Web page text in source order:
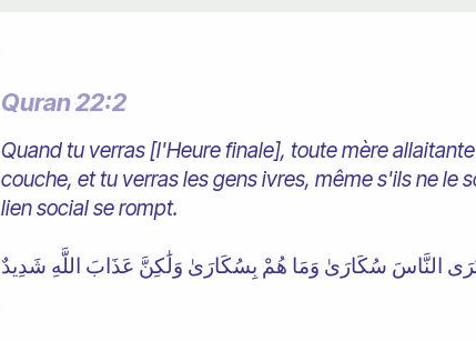
Quran 22:2
Quand tu verras [l'Heure finale], toute mère
couche, et tu verras les gens ivres, même s'ils ne le
lien social se rompt.